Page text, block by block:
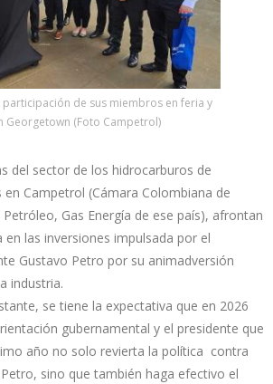
de sus miembros en feria y
Georgetown (Foto Campetrol)
del sector de los hidrocarburos de
Campetrol (Cámara Colombiana de
Petróleo, Gas Energía de ese país), afrontan
en las inversiones impulsada por el
Gustavo Petro por su animadversión
industria.
se tiene la expectativa que en 2026
gubernamental y el presidente que
año no solo revierta la política contra
sino que también haga efectivo el